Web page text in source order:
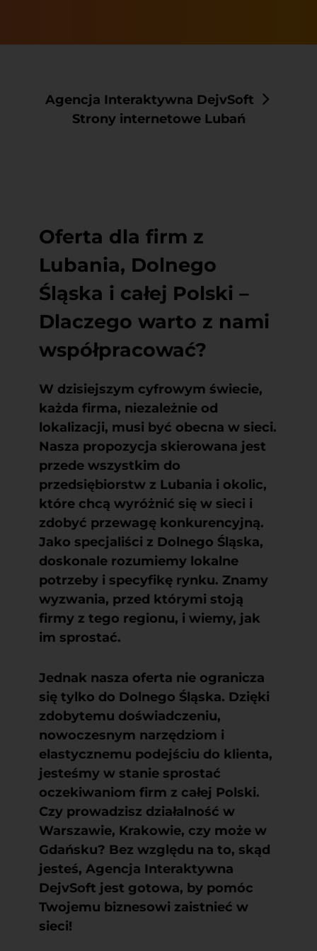
Agencja Interaktywna DejvSoft
Strony internetowe Lubań
Oferta dla firm z
Lubania, Dolnego
Śląska i całej Polski –
Dlaczego warto z nami
współpracować?
W dzisiejszym cyfrowym świecie,
każda firma, niezależnie od
lokalizacji, musi być obecna w sieci.
Nasza propozycja skierowana jest
przede wszystkim do
przedsiębiorstw z Lubania i okolic,
które chcą wyróżnić się w sieci i
zdobyć przewagę konkurencyjną.
Jako specjaliści z Dolnego Śląska,
doskonale rozumiemy lokalne
potrzeby i specyfikę rynku. Znamy
wyzwania, przed którymi stoją
firmy z tego regionu, i wiemy, jak
im sprostać.
Jednak nasza oferta nie ogranicza
się tylko do Dolnego Śląska. Dzięki
zdobytemu doświadczeniu,
nowoczesnym narzędziom i
elastycznemu podejściu do klienta,
jesteśmy w stanie sprostać
oczekiwaniom firm z całej Polski.
Czy prowadzisz działalność w
Warszawie, Krakowie, czy może w
Gdańsku? Bez względu na to, skąd
jesteś, Agencja Interaktywna
DejvSoft jest gotowa, by pomóc
Twojemu biznesowi zaistnieć w
sieci!